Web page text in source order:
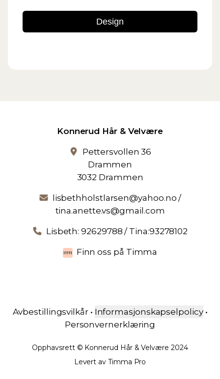
Konnerud Hår & Velvære
Pettersvollen 36
Drammen
3032 Drammen
lisbethholstlarsen@yahoo.no /
tina.anette.vs@gmail.com
Lisbeth: 92629788 / Tina:93278102
Finn oss på Timma
Avbestillingsvilkår• Informasjonskapselpolicy•
Personvernerklæring
Opphavsrett© Konnerud Hår & Velvære 2024
Levert av Timma Pro